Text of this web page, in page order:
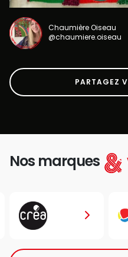
Chaumière Oiseau
@chaumiere.oiseau
PARTAGEZ
Nos marques